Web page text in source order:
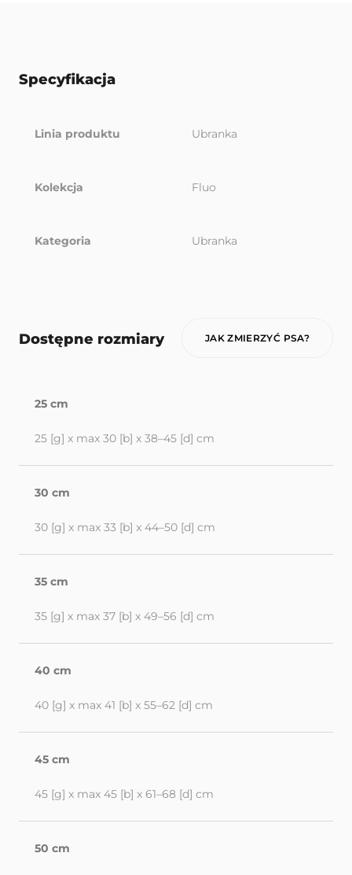
Specyfikacja
Linia produktu Ubranka
Kolekcja Fluo
Kategoria Ubranka
Dostępne rozmiary JAK ZMIERZYĆ PSA?
25 cm
25 [g] x max 30 [b] x 38–45 [d] cm
30 cm
30 [g] x max 33 [b] x 44–50 [d] cm
35 cm
35 [g] x max 37 [b] x 49–56 [d] cm
40 cm
40 [g] x max 41 [b] x 55–62 [d] cm
45 cm
45 [g] x max 45 [b] x 61–68 [d] cm
50 cm